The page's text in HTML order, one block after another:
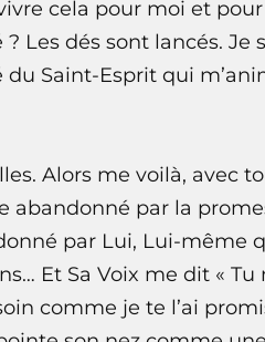
cela pour moi et
Les dés sont lancés. Je
Saint-Esprit qui
Alors me voilà, avec
abandonné par la
par Lui, Lui-même
Et Sa Voix me dit « Tu
comme je te l’ai